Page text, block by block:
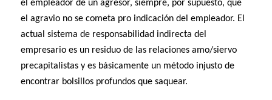
el empleador de un agresor, siempre, por supuesto, que
el agravio no se cometa pro indicación del empleador. El
actual sistema de responsabilidad indirecta del
empresario es un residuo de las relaciones amo/siervo
precapitalistas y es básicamente un método injusto de
encontrar bolsillos profundos que saquear.